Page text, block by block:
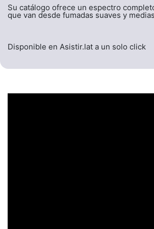
Su catálogo ofrece un espectro
que van desde fumadas suaves y
Disponible en Asistir.lat a un solo click